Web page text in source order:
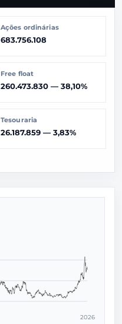
Ações ordinárias
683.756.108
Free float
260.473.830 — 38,10%
Tesouraria
26.187.859 — 3,83%
2026